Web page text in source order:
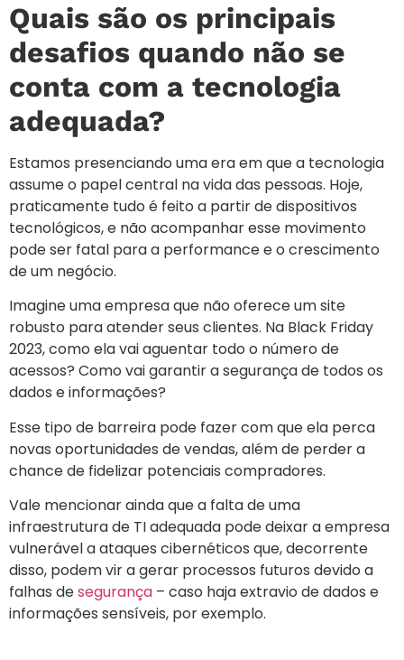
Quais são os principais
desafios quando não se
conta com a tecnologia
adequada?
Estamos presenciando uma era em que a tecnologia
assume o papel central na vida das pessoas. Hoje,
praticamente tudo é feito a partir de dispositivos
tecnológicos, e não acompanhar esse movimento
pode ser fatal para a performance e o crescimento
de um negócio.
Imagine uma empresa que não oferece um site
robusto para atender seus clientes. Na Black Friday
2023, como ela vai aguentar todo o número de
acessos? Como vai garantir a segurança de todos os
dados e informações?
Esse tipo de barreira pode fazer com que ela perca
novas oportunidades de vendas, além de perder a
chance de fidelizar potenciais compradores.
Vale mencionar ainda que a falta de uma
infraestrutura de TI adequada pode deixar a empresa
vulnerável a ataques cibernéticos que, decorrente
disso, podem vir a gerar processos futuros devido a
falhas desegurança – caso haja extravio de dados e
informações sensíveis, por exemplo.